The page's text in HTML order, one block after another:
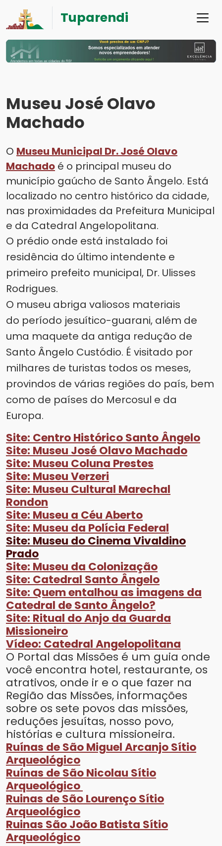
Tuparendi
Museu José Olavo
Machado
O Museu Municipal Dr. José Olavo
Machado é o principal museu do
município gaúcho de Santo Ângelo. Está
localizado no centro histórico da cidade,
nas proximidades da Prefeitura Municipal
e da Catedral Angelopolitana.
O prédio onde está instalado foi
residência do último intendente e
primeiro prefeito municipal, Dr. Ulisses
Rodrigues.
O museu abriga valiosos materiais
do período jesuítico-guarani, além de
uma maquete da antiga redução de
Santo Ângelo Custódio. É visitado por
milhares de turistas todos os meses,
provindos de várias regiões do país, bem
como de países do Mercosul e da
Europa.
Site: Centro Histórico Santo Ângelo
Site: Museu José Olavo Machado
Site: Museu Coluna Prestes
Site: Museu Verzeri
Site: Museu Cultural Marechal
Rondon
Site: Museu a Céu Aberto
Site: Museu da Polícia Federal
Site: Museu do Cinema Vivaldino
Prado
Site: Museu da Colonização
Site: Catedral Santo Ângelo
Site: Quem entalhou as imagens da
Catedral de Santo Ângelo?
Site: Ritual do Anjo da Guarda
Missioneiro
Vídeo: Catedral Angelopolitana
O Portal das Missões é um guia onde
você encontra hotel, restaurante, os
atrativos, onde ir e o que fazer na
Região das Missões, informações
sobre os sete povos das missões,
reduções jesuítas, nosso povo,
histórias e cultura missioneira.
Ruínas de São Miguel Arcanjo Sítio
Arqueológico
Ruínas de São Nicolau Sítio
Arqueológico
Ruinas de São Lourenço Sítio
Arqueológico
Ruinas São João Batista Sítio
Arqueológico